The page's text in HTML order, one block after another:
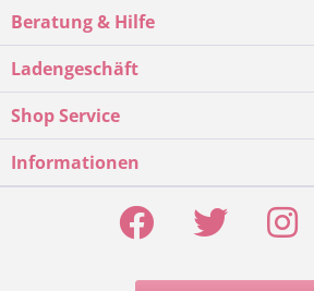
Beratung & Hilfe
Ladengeschäft
Shop Service
Informationen